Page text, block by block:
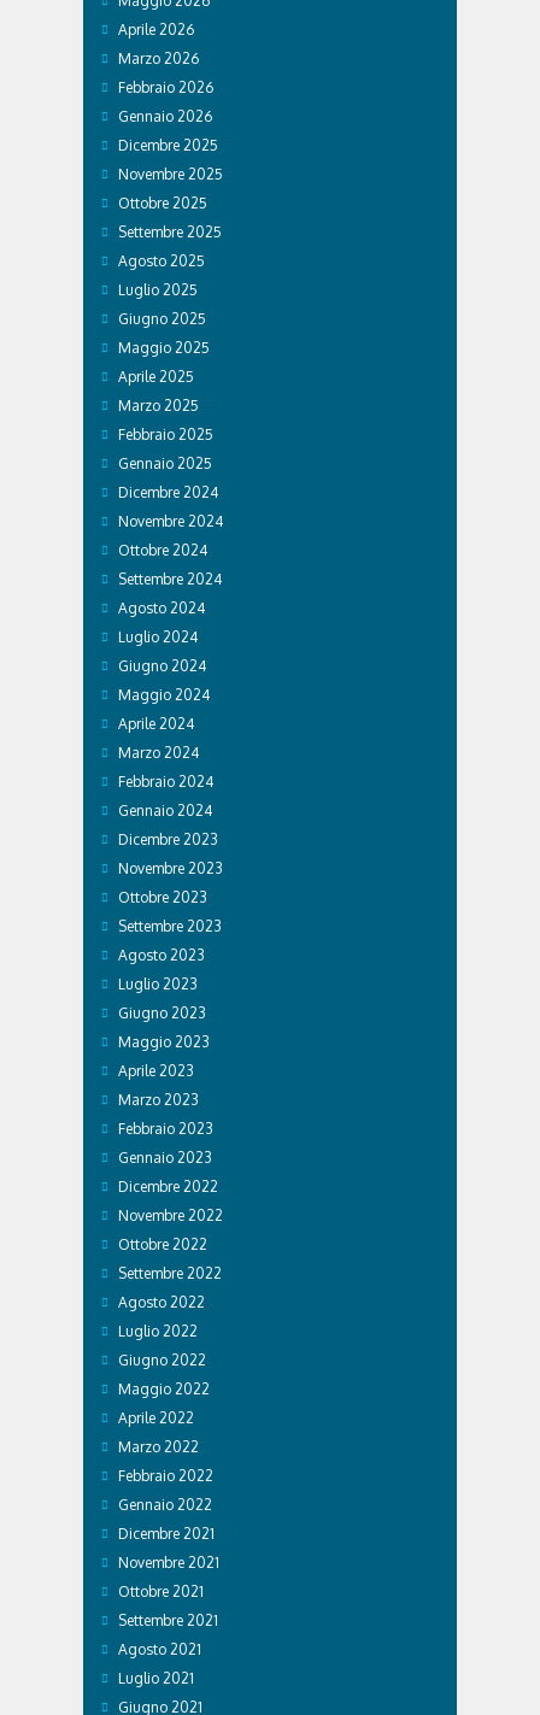
Aprile 2026
Marzo 2026
Febbraio 2026
Gennaio 2026
Dicembre 2025
Novembre 2025
Ottobre 2025
Settembre 2025
Agosto 2025
Luglio 2025
Giugno 2025
Maggio 2025
Aprile 2025
Marzo 2025
Febbraio 2025
Gennaio 2025
Dicembre 2024
Novembre 2024
Ottobre 2024
Settembre 2024
Agosto 2024
Luglio 2024
Giugno 2024
Maggio 2024
Aprile 2024
Marzo 2024
Febbraio 2024
Gennaio 2024
Dicembre 2023
Novembre 2023
Ottobre 2023
Settembre 2023
Agosto 2023
Luglio 2023
Giugno 2023
Maggio 2023
Aprile 2023
Marzo 2023
Febbraio 2023
Gennaio 2023
Dicembre 2022
Novembre 2022
Ottobre 2022
Settembre 2022
Agosto 2022
Luglio 2022
Giugno 2022
Maggio 2022
Aprile 2022
Marzo 2022
Febbraio 2022
Gennaio 2022
Dicembre 2021
Novembre 2021
Ottobre 2021
Settembre 2021
Agosto 2021
Luglio 2021
Giugno 2021